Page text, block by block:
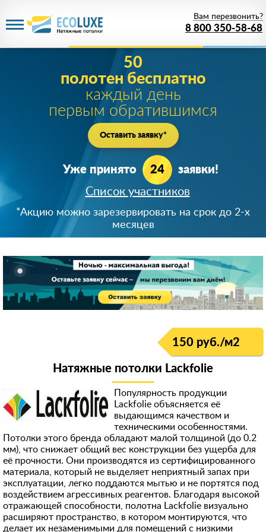
8 800 350-58-68
Вам перезвонить?
1 рубль
за PREMIUM потолок!
Акция действуетдо 09 августа 2026 года
Цена белого матового PREMIUM полотна при
заказе от 20м2 !
Успейте зарезервировать скидку!
150 руб./м2
Натяжные потолки Lackfolie
Популярность продукции
Lackfolie объясняется её
выдающимся качеством и
техническими особенностями.
Потолки этого бренда обладают малой толщиной (до 0.2
мм), что снижает общий вес конструкции без ущерба для
её прочности. Они производятся из сертифицированного
материала, который не выделяет неприятный запах при
эксплуатации, легко поддаются мытью и не портятся под
воздействием агрессивных реагентов. Благодаря высокой
отражающей способности, полотна Lackfolie визуально
расширяют пространство, в котором монтируются, что
делает их незаменимыми для помещений с низкими